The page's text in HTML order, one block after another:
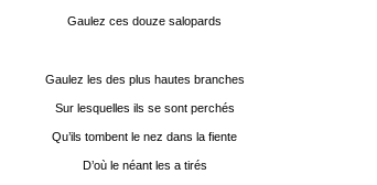
Gaulez ces douze salopards
Gaulez les des plus hautes branches
Sur lesquelles ils se sont perchés
Qu’ils tombent le nez dans la fiente
D’où le néant les a tirés